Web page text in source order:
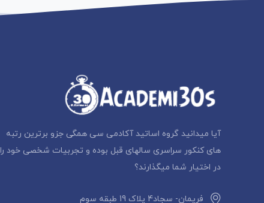
آیا میدانید گروه اساتید آکادمی سی همگی جزو برترین رتبه
های کنکور سراسری سالهای قبل بوده و تجربیات شخصی خود را
در اختیار شما میگذارند؟
فریمان- سجاد4 پلاک 19 طبقه سوم